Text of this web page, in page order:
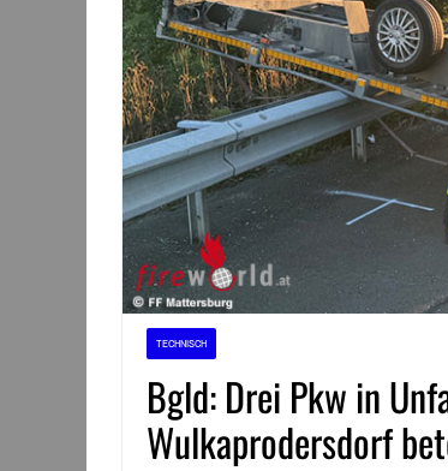
TECHNISCH
Bgld: Drei Pkw in
Wulkaprodersdorf